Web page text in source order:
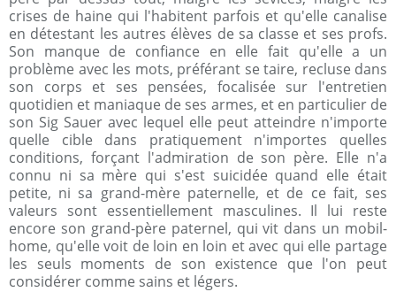
crises de haine qui l'habitent parfois et qu'elle canalise
en détestant les autres élèves de sa classe et ses profs.
Son manque de confiance en elle fait qu'elle a un
problème avec les mots, préférant se taire, recluse dans
son corps et ses pensées, focalisée sur l'entretien
quotidien et maniaque de ses armes, et en particulier de
son Sig Sauer avec lequel elle peut atteindre n'importe
quelle cible dans pratiquement n'importes quelles
conditions, forçant l'admiration de son père. Elle n'a
connu ni sa mère qui s'est suicidée quand elle était
petite, ni sa grand-mère paternelle, et de ce fait, ses
valeurs sont essentiellement masculines. Il lui reste
encore son grand-père paternel, qui vit dans un mobil-
home, qu'elle voit de loin en loin et avec qui elle partage
les seuls moments de son existence que l'on peut
considérer comme sains et légers.